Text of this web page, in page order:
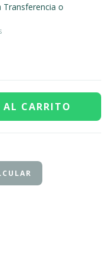
Transferencia o